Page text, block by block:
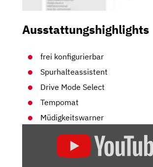
Ausstattungshighlights
frei konfigurierbar
Spurhalteassistent
Drive Mode Select
Tempomat
Müdigkeitswarner